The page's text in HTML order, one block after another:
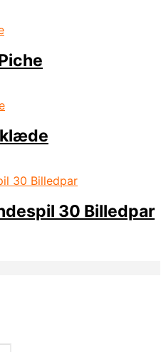
kr..
30 Billedpar